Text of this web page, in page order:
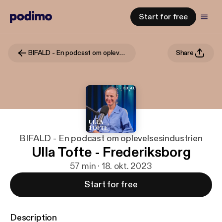
Start for free
BIFALD - En podcast om oplevelsesindustrien Share
BIFALD - En podcast om oplevelsesindustrien
Ulla Tofte - Frederiksborg
57 min · 18. okt. 2023
Start for free
Description